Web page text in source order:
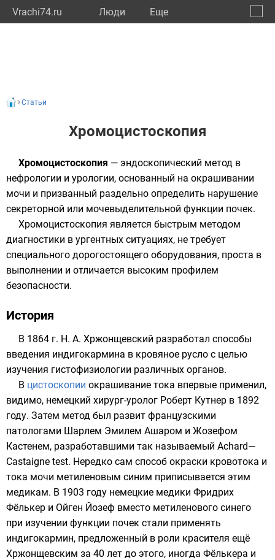
Vrachi74.ru Люди Eще
Статьи
Хромоцистоскопия
Хромоцистоскопия — эндоскопический метод в
нефрологии и урологии, основанный на окрашивании
мочи и призванный раздельно определить нарушение
секреторной или мочевыделительной функции почек.
Хромоцистоскопия является быстрым методом
диагностики в ургентных ситуациях, не требует
специального дорогостоящего оборудования, проста в
выполнении и отличается высоким профилем
безопасности.
История
В 1864 г. Н. А. Хржонщевский разработал способы
введения индигокармина в кровяное русло с целью
изучения гистофизиологии различных органов.
В цистоскопии окрашивание тока впервые применил,
видимо, немецкий хирург-уролог Роберт Кутнер в 1892
году. Затем метод был развит французскими
патологами Шарлем Эмилем Ашаром и Жозефом
Кастенем, разработавшими так называемый Achard—
Castaigne test. Нередко сам способ окраски кровотока и
тока мочи метиленовым синим приписывается этим
медикам. В 1903 году немецкие медики Фридрих
Фёлькер и Ойген Йозеф вместо метиленового синего
при изучении функции почек стали применять
индигокармин, предложенный в роли красителя ещё
Хржонщевским за 40 лет до этого, иногда Фёлькера и